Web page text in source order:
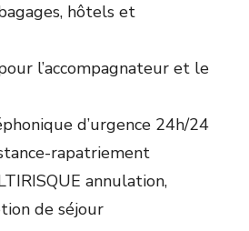
hôtels et
l’accompagnateur et le
d’urgence 24h/24
rapatriement
annulation,
de séjour